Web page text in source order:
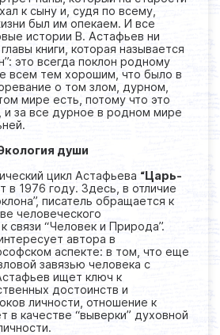
к сыну и, судя по всему,
был им опекаем. И все
истории В. Астафьев ни
книги, которая называется
это всегда поклон родному
всем тем хорошим, что было в
о том злом, дурном,
мире есть, потому что это
и за все дурное в родном мире
души
цикл Астафьева “Царь-
в 1976 году. Здесь, в отличие
писатель обращается к
человеческого
связи “Человек и Природа”.
автора в
аспекте: в том, что еще
завязью человека с
ищет ключ к
достоинств и
личности, отношение к
в качестве “выверки” духовной